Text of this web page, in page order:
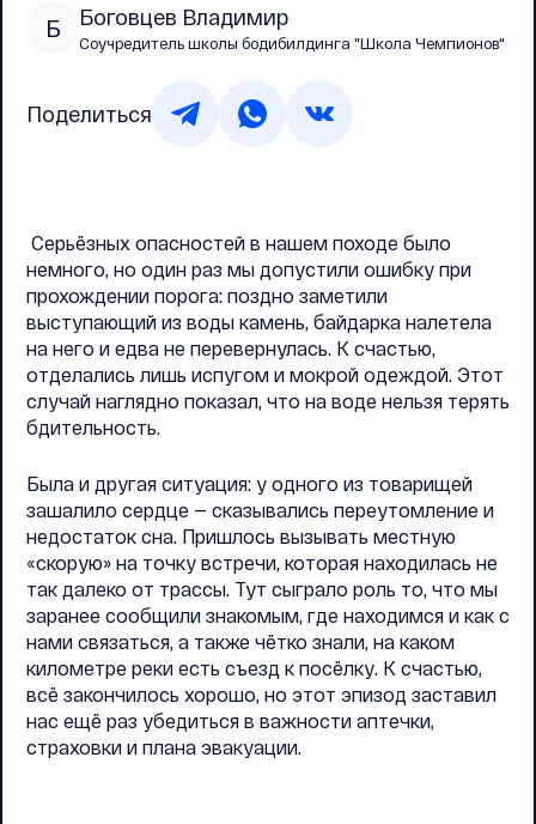
Б Боговцев Владимир
Соучредитель школы бодибилдинга "Школа Чемпионов"
Серьёзных опасностей в нашем походе было
немного, но один раз мы допустили ошибку при
прохождении порога: поздно заметили
выступающий из воды камень, байдарка налетела
на него и едва не перевернулась. К счастью,
отделались лишь испугом и мокрой одеждой. Этот
случай наглядно показал, что на воде нельзя терять
бдительность.
Была и другая ситуация: у одного из товарищей
зашалило сердце — сказывались переутомление и
недостаток сна. Пришлось вызывать местную
«скорую» на точку встречи, которая находилась не
так далеко от трассы. Тут сыграло роль то, что мы
заранее сообщили знакомым, где находимся и как с
нами связаться, а также чётко знали, на каком
километре реки есть съезд к посёлку. К счастью,
всё закончилось хорошо, но этот эпизод заставил
нас ещё раз убедиться в важности аптечки,
страховки и плана эвакуации.
Поделиться